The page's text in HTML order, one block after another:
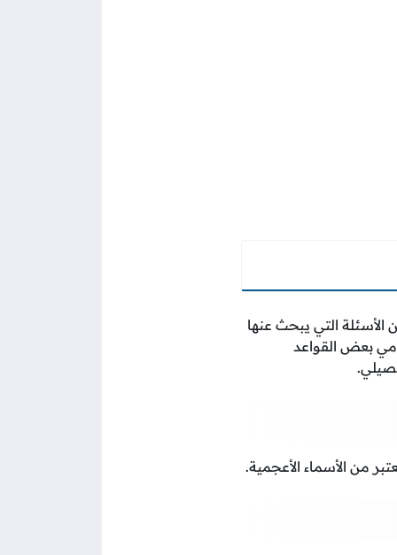
التي يبحث عنها
بعض القواعد
من الأسماء الأعجمية.